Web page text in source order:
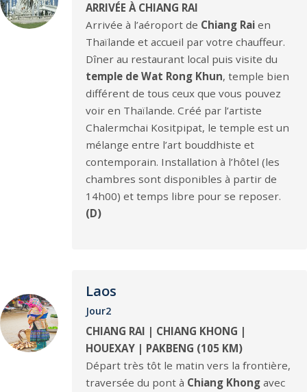
ARRIVÉE À CHIANG RAI
Arrivée à l’aéroport de Chiang Rai en
Thaïlande et accueil par votre chauffeur.
Dîner au restaurant local puis visite du
temple de Wat Rong Khun, temple bien
différent de tous ceux que vous pouvez
voir en Thaïlande. Créé par l’artiste
Chalermchai Kositpipat, le temple est un
mélange entre l’art bouddhiste et
contemporain. Installation à l’hôtel (les
chambres sont disponibles à partir de
14h00) et temps libre pour se reposer.
(D)
Laos
Jour2
CHIANG RAI | CHIANG KHONG |
HOUEXAY | PAKBENG (105 KM)
Départ très tôt le matin vers la frontière,
traversée du pont à Chiang Khong avec